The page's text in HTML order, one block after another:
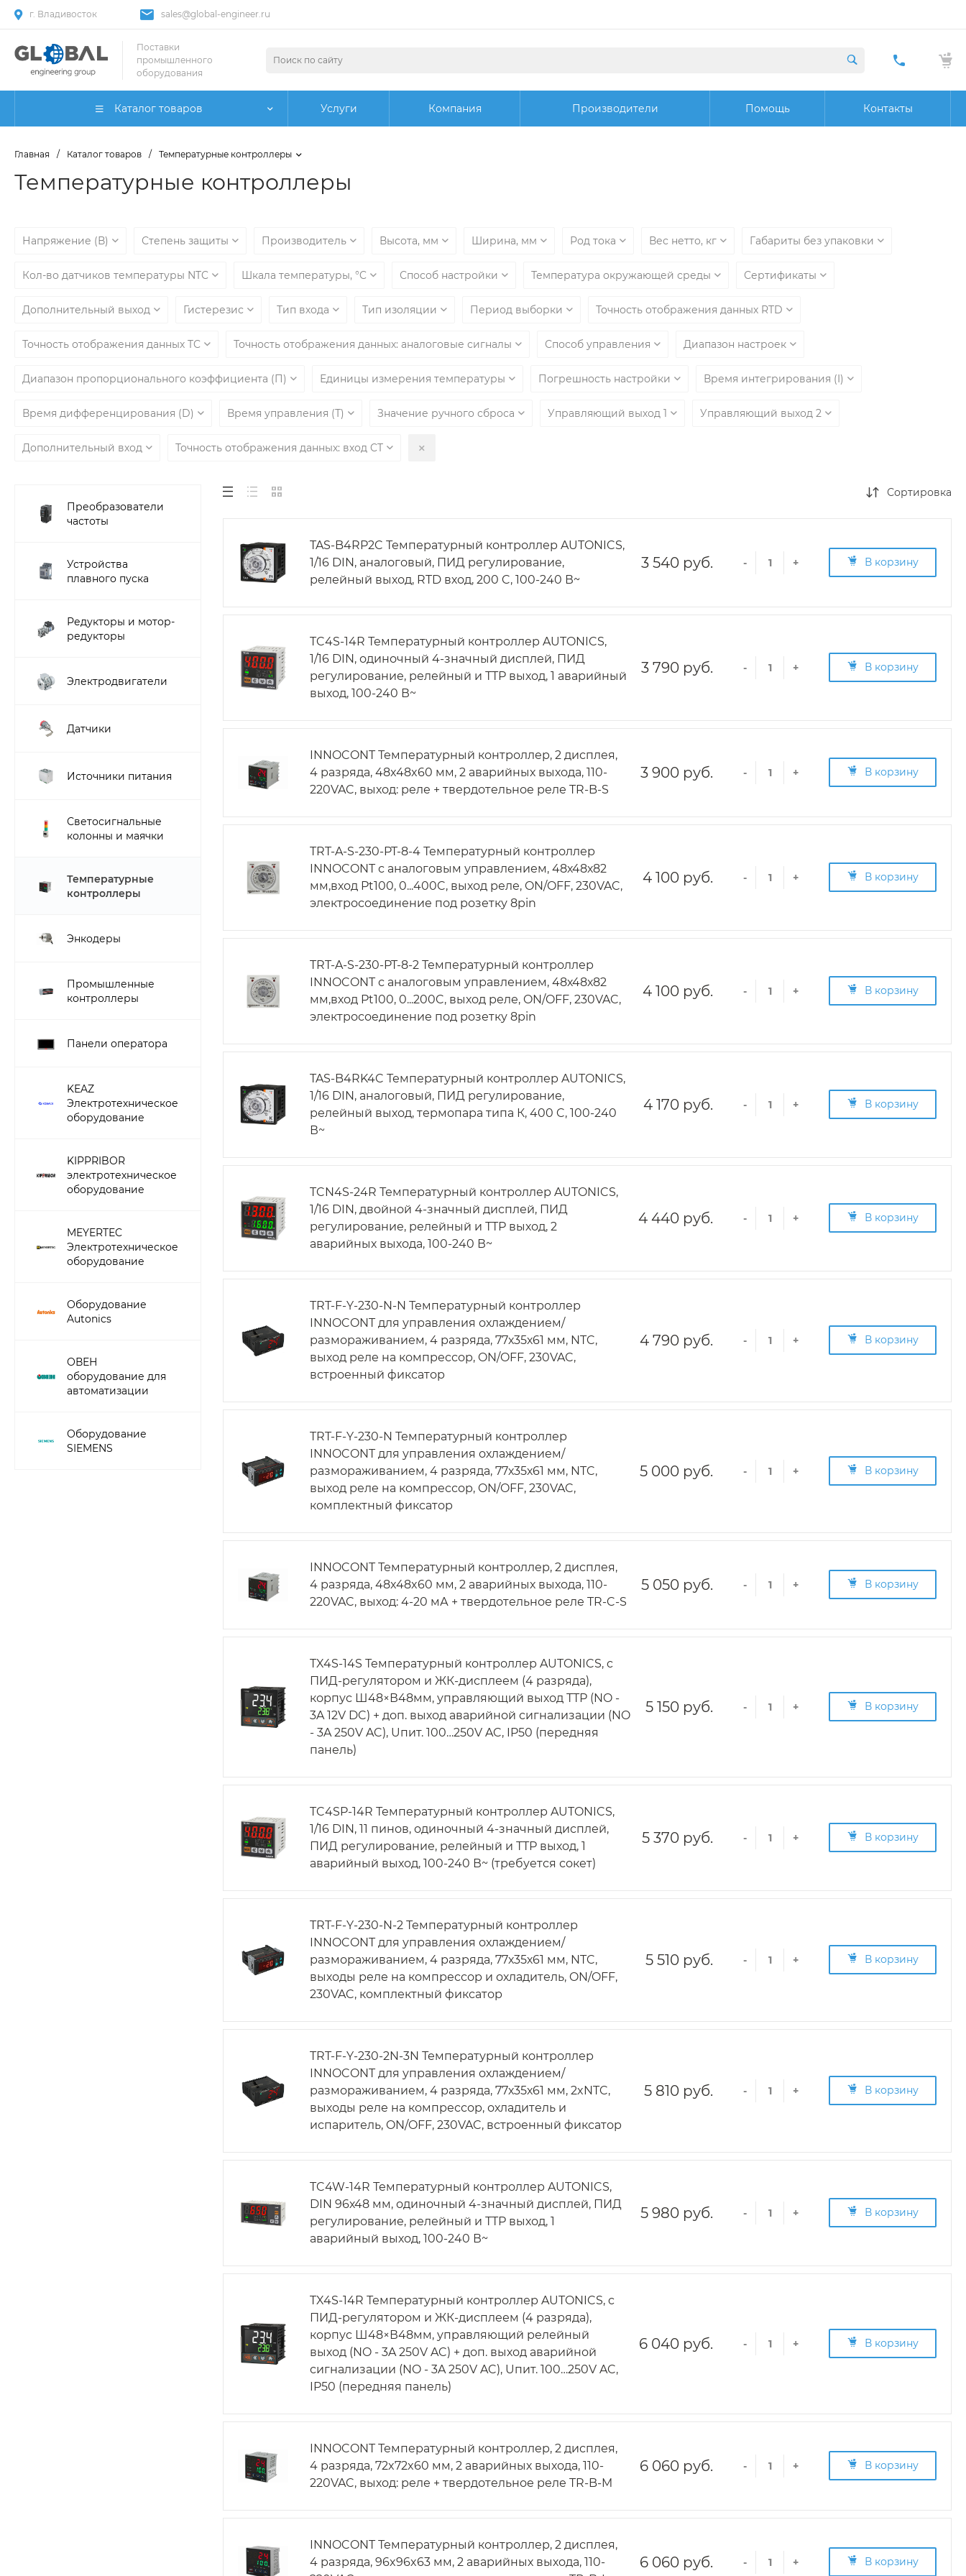
г. Владивосток sales@global-engineer.ru
Поставки
промышленного
оборудования
+7 (423)
20 32
Каталог товаров Услуги Компания Производители Помощь Контакты
Главная / Каталог товаров / Температурные контроллеры
Температурные контроллеры
Напряжение (В) Степень защиты Производитель Высота, мм Ширина, мм Род тока Вес нетто, кг Габариты без упаковки
Кол-во датчиков температуры NTC Шкала температуры, °C Способ настройки Температура окружающей среды Сертификаты
Дополнительный выход Гистерезис Тип входа Тип изоляции Период выборки Точность отображения данных RTD
Точность отображения данных TC Точность отображения данных: аналоговые сигналы Способ управления Диапазон настроек
Диапазон пропорционального коэффициента (П) Единицы измерения температуры Погрешность настройки Время интегрирования (I)
Время дифференцирования (D) Время управления (Т) Значение ручного сброса Управляющий выход 1 Управляющий выход 2
Дополнительный вход Точность отображения данных: вход CT
Преобразователи
частоты
Устройства
плавного пуска
Редукторы и мотор-
редукторы
Электродвигатели
Датчики
Источники питания
Светосигнальные
колонны и маячки
Температурные
контроллеры
Энкодеры
Промышленные
контроллеры
Панели оператора
KEAZ
Электротехническое
оборудование
KIPPRIBOR
электротехническое
оборудование
MEYERTEC
Электротехническое
оборудование
Оборудование
Autonics
ОВЕН
оборудование для
автоматизации
Оборудование
SIEMENS
Сортировка
TAS-B4RP2C Температурный контроллер AUTONICS,
1/16 DIN, аналоговый, ПИД регулирование,
релейный выход, RTD вход, 200 C, 100-240 В~
3 540 руб. - + В корзину
TC4S-14R Температурный контроллер AUTONICS,
1/16 DIN, одиночный 4-значный дисплей, ПИД
регулирование, релейный и ТТР выход, 1 аварийный
выход, 100-240 В~
3 790 руб. - + В корзину
INNOCONT Температурный контроллер, 2 дисплея,
4 разряда, 48x48x60 мм, 2 аварийных выхода, 110-
220VAC, выход: реле + твердотельное реле TR-B-S
3 900 руб. - + В корзину
TRT-A-S-230-PT-8-4 Температурный контроллер
INNOCONT с аналоговым управлением, 48х48х82
мм,вход Pt100, 0...400C, выход реле, ON/OFF, 230VAC,
электросоединение под розетку 8pin
4 100 руб. - + В корзину
TRT-A-S-230-PT-8-2 Температурный контроллер
INNOCONT с аналоговым управлением, 48х48х82
мм,вход Pt100, 0...200C, выход реле, ON/OFF, 230VAC,
электросоединение под розетку 8pin
4 100 руб. - + В корзину
TAS-B4RK4C Температурный контроллер AUTONICS,
1/16 DIN, аналоговый, ПИД регулирование,
релейный выход, термопара типа К, 400 C, 100-240
В~
4 170 руб. - + В корзину
TCN4S-24R Температурный контроллер AUTONICS,
1/16 DIN, двойной 4-значный дисплей, ПИД
регулирование, релейный и ТТР выход, 2
аварийных выхода, 100-240 В~
4 440 руб. - + В корзину
TRT-F-Y-230-N-N Температурный контроллер
INNOCONT для управления охлаждением/
размораживанием, 4 разряда, 77х35х61 мм, NTC,
выход реле на компрессор, ON/OFF, 230VAC,
встроенный фиксатор
4 790 руб. - + В корзину
TRT-F-Y-230-N Температурный контроллер
INNOCONT для управления охлаждением/
размораживанием, 4 разряда, 77х35х61 мм, NTC,
выход реле на компрессор, ON/OFF, 230VAC,
комплектный фиксатор
5 000 руб. - + В корзину
INNOCONT Температурный контроллер, 2 дисплея,
4 разряда, 48x48x60 мм, 2 аварийных выхода, 110-
220VAC, выход: 4-20 мА + твердотельное реле TR-C-S
5 050 руб. - + В корзину
TX4S-14S Температурный контроллер AUTONICS, c
ПИД-регулятором и ЖК-дисплеем (4 разряда),
корпус Ш48×В48мм, управляющий выход ТТР (NO -
3A 12V DC) + доп. выход аварийной сигнализации (NO
- 3A 250V AC), Uпит. 100…250V AC, IP50 (передняя
панель)
5 150 руб. - + В корзину
TC4SP-14R Температурный контроллер AUTONICS,
1/16 DIN, 11 пинов, одиночный 4-значный дисплей,
ПИД регулирование, релейный и ТТР выход, 1
аварийный выход, 100-240 В~ (требуется сокет)
5 370 руб. - + В корзину
TRT-F-Y-230-N-2 Температурный контроллер
INNOCONT для управления охлаждением/
размораживанием, 4 разряда, 77х35х61 мм, NTC,
выходы реле на компрессор и охладитель, ON/OFF,
230VAC, комплектный фиксатор
5 510 руб. - + В корзину
TRT-F-Y-230-2N-3N Температурный контроллер
INNOCONT для управления охлаждением/
размораживанием, 4 разряда, 77х35х61 мм, 2xNTC,
выходы реле на компрессор, охладитель и
испаритель, ON/OFF, 230VAC, встроенный фиксатор
5 810 руб. - + В корзину
TC4W-14R Температурный контроллер AUTONICS,
DIN 96х48 мм, одиночный 4-значный дисплей, ПИД
регулирование, релейный и ТТР выход, 1
аварийный выход, 100-240 В~
5 980 руб. - + В корзину
TX4S-14R Температурный контроллер AUTONICS, c
ПИД-регулятором и ЖК-дисплеем (4 разряда),
корпус Ш48×В48мм, управляющий релейный
выход (NO - 3A 250V AC) + доп. выход аварийной
сигнализации (NO - 3A 250V AC), Uпит. 100…250V AC,
IP50 (передняя панель)
6 040 руб. - + В корзину
INNOCONT Температурный контроллер, 2 дисплея,
4 разряда, 72x72x60 мм, 2 аварийных выхода, 110-
220VAC, выход: реле + твердотельное реле TR-B-M
6 060 руб. - + В корзину
INNOCONT Температурный контроллер, 2 дисплея,
4 разряда, 96x96x63 мм, 2 аварийных выхода, 110-
6 060 руб. - + В корзину